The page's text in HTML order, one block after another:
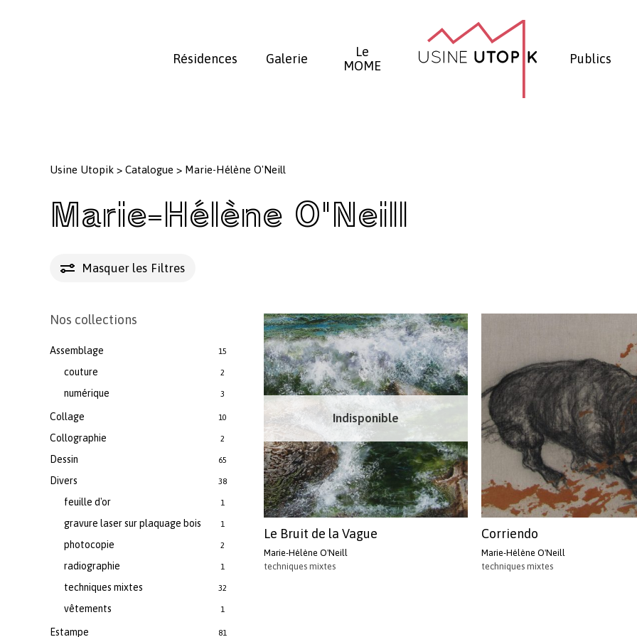
Résidences Galerie
Le
MOME
Publics
Usine Utopik > Catalogue > Marie-Hélène O'Neill
Marie-Hélène O'Neill
Masquer les Filtres
Nos collections
Assemblage 15
couture 2
numérique 3
Collage 10
Collographie 2
Dessin 65
Divers 38
feuille d'or 1
gravure laser sur plaquage bois 1
photocopie 2
radiographie 1
techniques mixtes 32
vêtements 1
Estampe 81
Indisponible
Le Bruit de la Vague
Marie-Hélène O'Neill
techniques mixtes
Corriendo
Marie-Hélène O'Neill
techniques mixtes